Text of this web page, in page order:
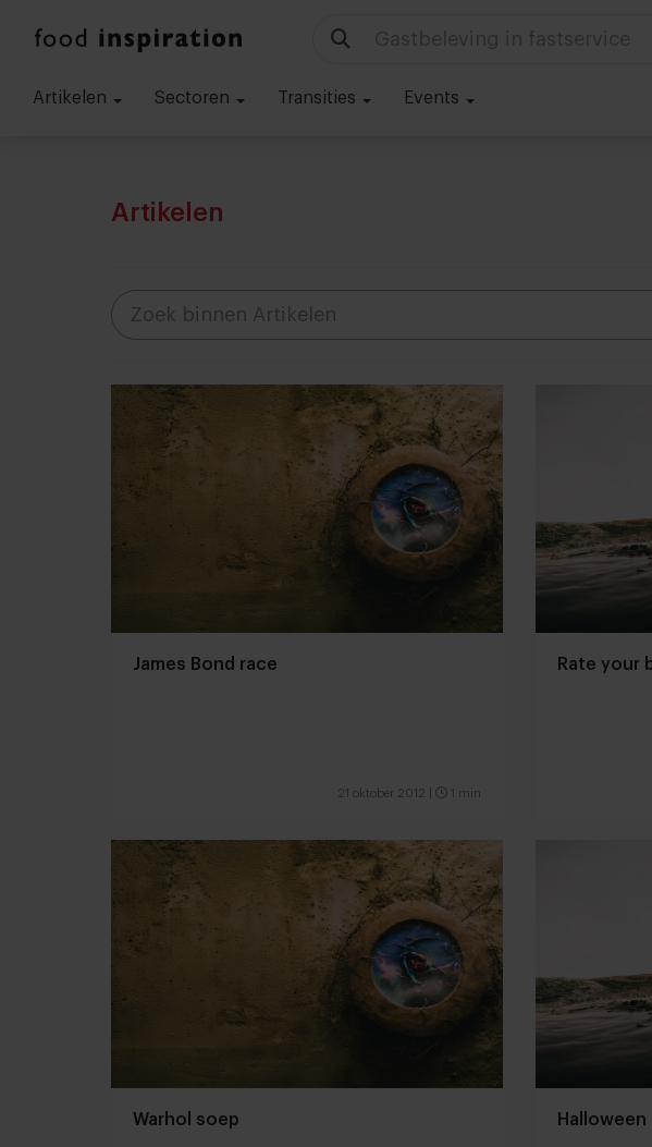
Gastbeleving in fastservice
Artikelen Sectoren Transities Events
Artikelen
James Bond race
21 oktober 2012 1 min
Rate your
Warhol soep Halloween